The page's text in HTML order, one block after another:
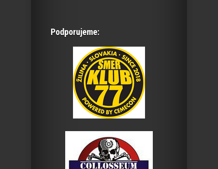
Podporujeme: